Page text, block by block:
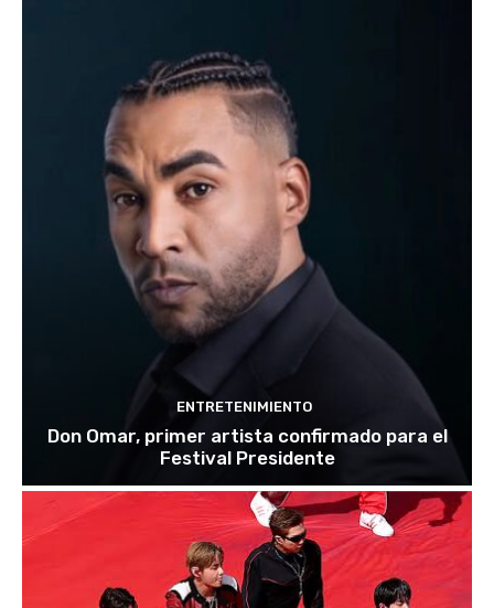
ENTRETENIMIENTO
Don Omar, primer artista confirmado para el
Festival Presidente